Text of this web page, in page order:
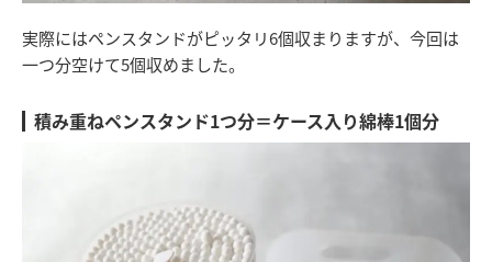
実際にはペンスタンドがピッタリ6個収まりますが、今回は
一つ分空けて5個収めました。
積み重ねペンスタンド1つ分＝ケース入り綿棒1個分